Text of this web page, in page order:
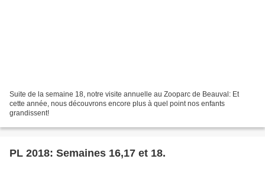
Suite de la semaine 18, notre visite annuelle au Zooparc de Beauval: Et
cette année, nous découvrons encore plus à quel point nos enfants
grandissent!
PL 2018: Semaines 16,17 et 18.